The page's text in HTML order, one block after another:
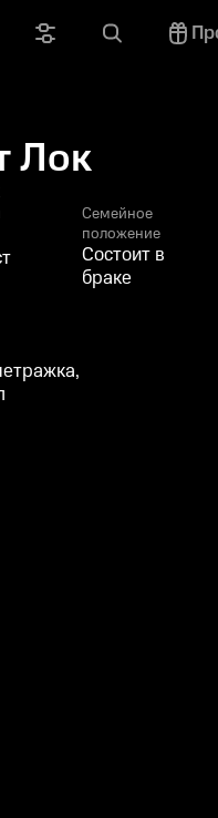
Лок
Семейное
положение
Состоит в
браке